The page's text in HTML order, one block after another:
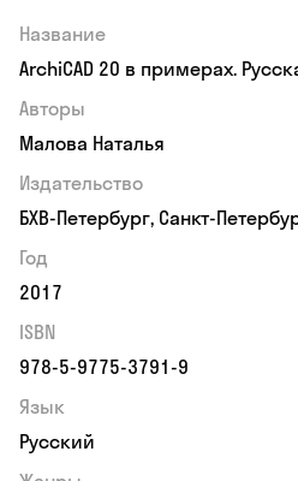
Название
ArchiCAD 20 в примерах.
Авторы
Малова Наталья
Издательство
БХВ-Петербург, Санкт-
Год
2017
ISBN
978-5-9775-3791-9
Язык
Русский